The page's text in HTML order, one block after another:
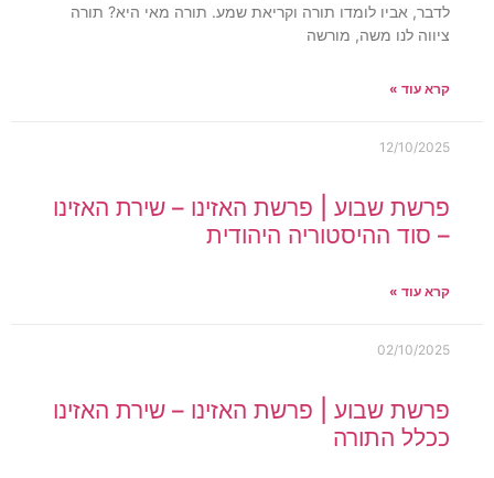
לדבר, אביו לומדו תורה וקריאת שמע. תורה מאי היא? תורה
ציווה לנו משה, מורשה
קרא עוד »
12/10/2025
פרשת שבוע | פרשת האזינו – שירת האזינו
– סוד ההיסטוריה היהודית
קרא עוד »
02/10/2025
פרשת שבוע | פרשת האזינו – שירת האזינו
ככלל התורה